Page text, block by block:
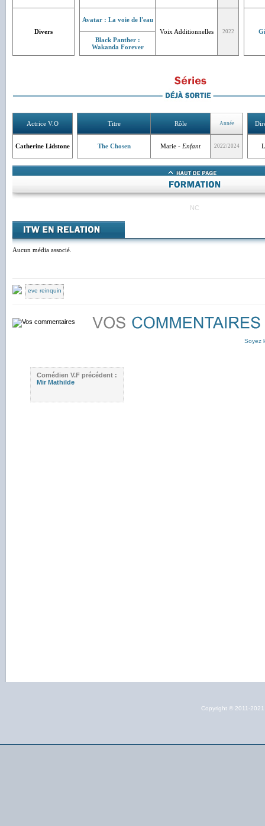
Divers
Avatar : La voie de l'eau
Voix Additionnelles
2022
Black Panther :
Wakanda Forever
Actrice V.O Titre Rôle Année
Catherine Lidstone The Chosen Marie - Enfant 2022/2024
NC
Aucun média associé.
eve reinquin
Soyez
Comédien V.F précédent :
Mir Mathilde
Copyright © 2011-